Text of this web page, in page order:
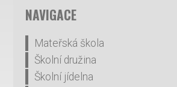
NAVIGACE
Mateřská škola
Školní družina
Školní jídelna